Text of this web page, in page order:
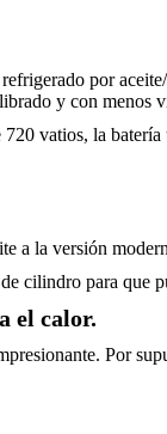
por
y con menos
vatios, la
la versión
cilindro para
el calor.
Por